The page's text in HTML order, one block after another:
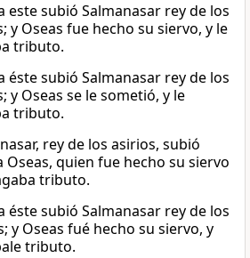
este subió Salmanasar rey de los
y Oseas fue hecho su siervo, y le
tributo.
éste subió Salmanasar rey de los
y Oseas se le sometió, y le
tributo.
rey de los asirios, subió
Oseas, quien fue hecho su siervo
tributo.
éste subió Salmanasar rey de los
y Oseas fué hecho su siervo, y
tributo.